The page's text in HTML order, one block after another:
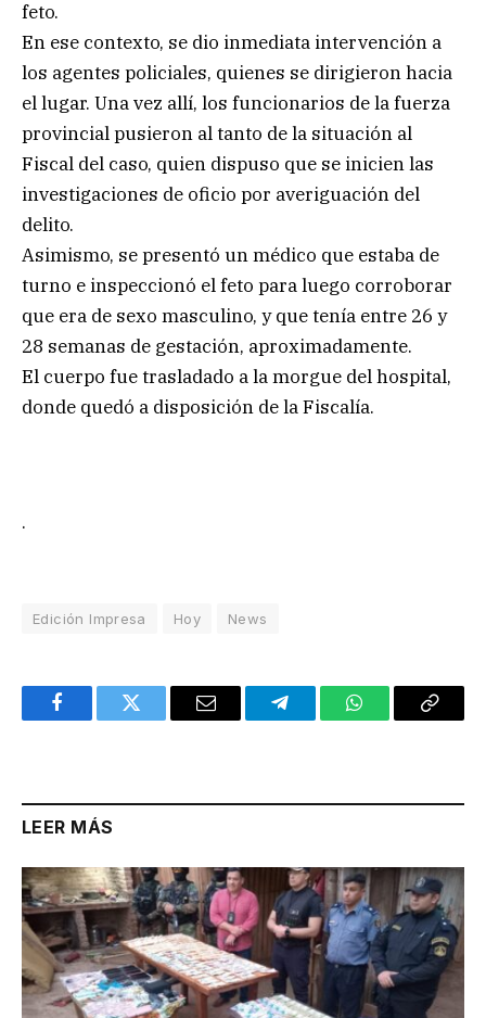
feto.
En ese contexto, se dio inmediata intervención a
los agentes policiales, quienes se dirigieron hacia
el lugar. Una vez allí, los funcionarios de la fuerza
provincial pusieron al tanto de la situación al
Fiscal del caso, quien dispuso que se inicien las
investigaciones de oficio por averiguación del
delito.
Asimismo, se presentó un médico que estaba de
turno e inspeccionó el feto para luego corroborar
que era de sexo masculino, y que tenía entre 26 y
28 semanas de gestación, aproximadamente.
El cuerpo fue trasladado a la morgue del hospital,
donde quedó a disposición de la Fiscalía.
.
Edición Impresa Hoy News
FacebookTwitter Email TelegramWhatsAppCopy
LEER MÁS